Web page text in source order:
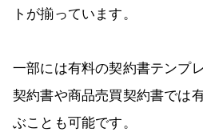
トが揃っています。
一部には有料の契約書テンプ
契約書や商品売買契約書では
ぶことも可能です。